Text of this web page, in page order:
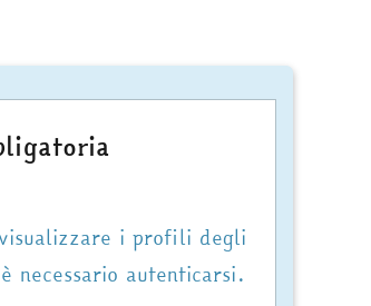
i profili degli
necessario autenticarsi.